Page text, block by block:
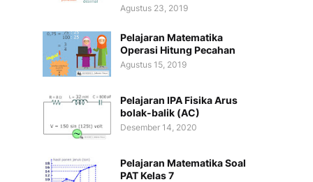
Agustus 23, 2019
Pelajaran Matematika
Operasi Hitung Pecahan
Agustus 15, 2019
Pelajaran IPA Fisika Arus
bolak-balik (AC)
Desember 14, 2020
Pelajaran Matematika Soal
PAT Kelas 7